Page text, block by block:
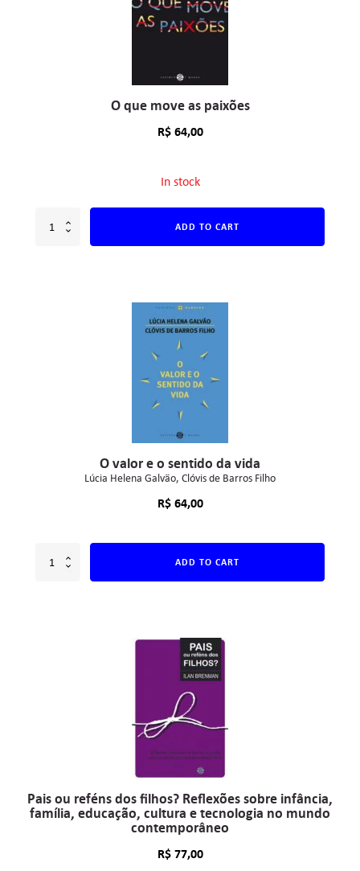
O que move as paixões
R$64,00
In stock
ADD TO CART
O valor e o sentido da vida
Lúcia Helena Galvão Clóvis de Barros Filho
R$64,00
ADD TO CART
Pais ou reféns dos filhos? Reflexões sobre infância,
família, educação, cultura e tecnologia no mundo
contemporâneo
R$77,00